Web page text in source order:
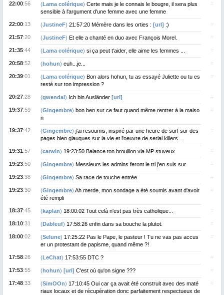
22:00:56 (Lama colérique) Certe mais je le connais le bougre, il sera plus
sensible à l'argument d'une femme avec une femme
22:00:13 (JustineF) 21:57:20 Mémère dans les orties : [url] :)
21:57:20 (JustineF) Et elle a chanté en duo avec François Morel.
21:35:44 (Lama colérique) si ça peut t'aider, elle aime les femmes ...
20:58:52 (hohun) euh...je...
20:39:01 (Lama colérique) Bon alors hohun, tu as essayé Juliette ou tu es
resté sur ton impression ?
20:27:28 (gwendal) Ich bin Ausländer [url]
19:37:59 (Gingembre) bon ben sur ce faut quand même rentrer à la maiso
n
19:37:42 (Gingembre) j'ai resoumis, inspiré par une heure de surf sur des
pages bien glauques sur la vie et l'oeuvre de serial killers...
19:31:57 (carwin) 19:23:50 Balance ton brouillon via MP stuveux
19:23:50 (Gingembre) Messieurs les admins feront le tri j'en suis sur
19:23:38 (Gingembre) Sa race de touche entrée
19:23:30 (Gingembre) Ah merde, mon sondage a été soumis avant d'avoir
été rempli
18:37:45 (kaplan) 18:00:02 Tout celà n'est pas très catholique...
18:10:31 (Dableuf) 17:58:26 enfin dans sa bouche la plutot.
18:00:02 (Selune) 17:25:22 Pas le Pape, le pasteur ! Tu ne vas pas accus
er un protestant de papisme, quand même ?!
17:58:26 (LeChat) 17:53:55 DTC ?
17:53:55 (hohun) [url] C'est où qu'on signe ???
17:48:33 (SimOOn) 17:10:45 Oui car ça avait été construit avec des maté
riaux locaux et de récupération donc parfaitement respectueux de